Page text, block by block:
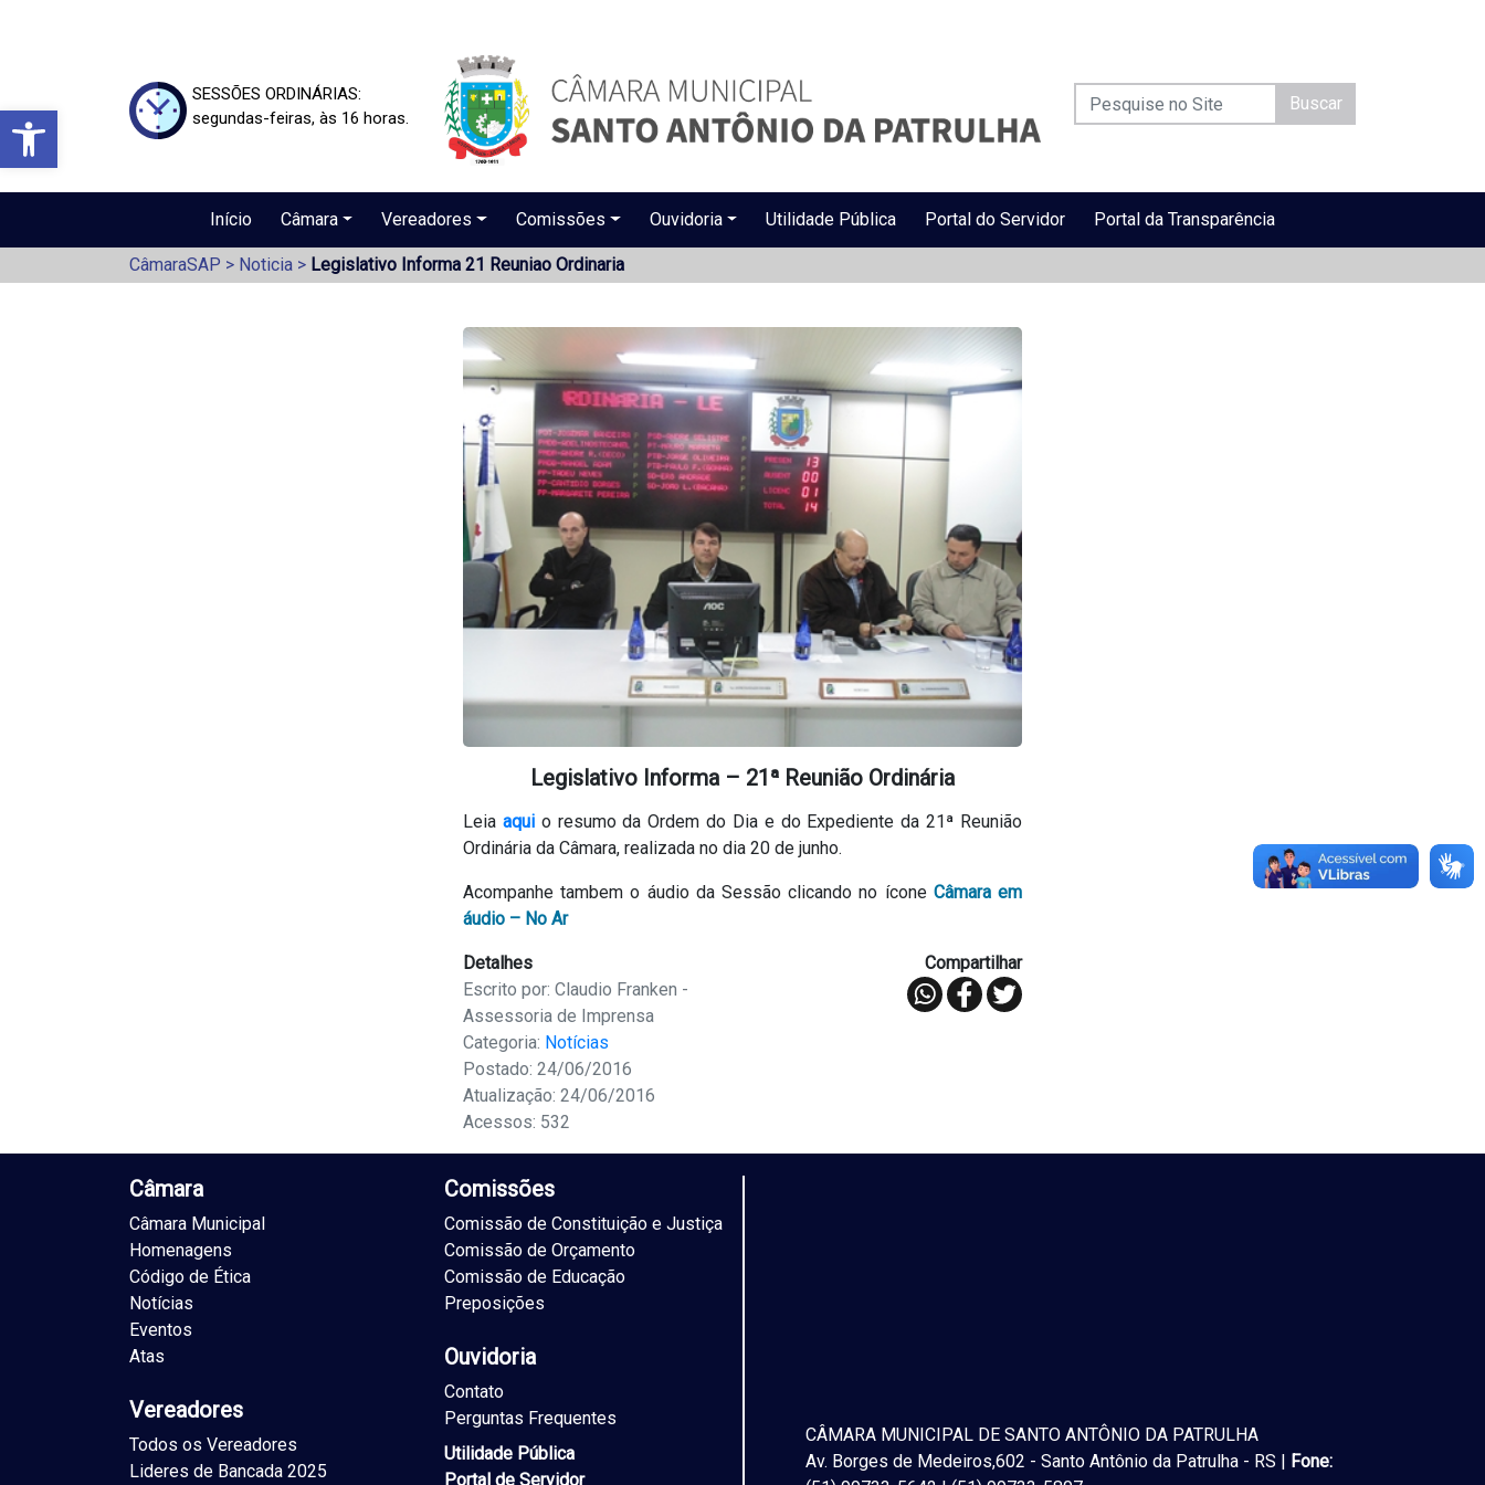
Barra de Ferramentas Aberta
SESSÕES ORDINÁRIAS:
segundas-feiras, às 16 horas.
Buscar
Início Câmara Vereadores Comissões Ouvidoria Utilidade Pública Portal do Servidor Portal da Transparência
CâmaraSAP > Noticia > Legislativo Informa 21 Reuniao Ordinaria
Legislativo Informa – 21ª Reunião Ordinária
Leia aquio resumo da Ordem do Dia e do Expediente da 21ª Reunião
Ordinária da Câmara, realizada no dia 20 de junho.
Acompanhe tambem o áudio da Sessão clicando no ícone Câmara em
áudio – No Ar
Detalhes
Escrito por: Claudio Franken -
Assessoria de Imprensa
Categoria: Notícias
Postado: 24/06/2016
Atualização: 24/06/2016
Acessos: 532
Compartilhar
Câmara
Câmara Municipal
Homenagens
Código de Ética
Notícias
Eventos
Atas
Vereadores
Todos os Vereadores
Lideres de Bancada 2025
Comissões
Comissão de Constituição e Justiça
Comissão de Orçamento
Comissão de Educação
Preposições
Ouvidoria
Contato
Perguntas Frequentes
Utilidade Pública
Portal de Servidor
CÂMARA MUNICIPAL DE SANTO ANTÔNIO DA PATRULHA
Av. Borges de Medeiros,602 - Santo Antônio da Patrulha - RS | Fone: